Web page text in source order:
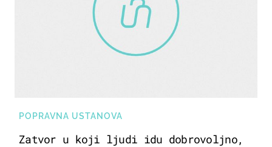
POPRAVNA USTANOVA
Zatvor u koji ljudi idu dobrovoljno,